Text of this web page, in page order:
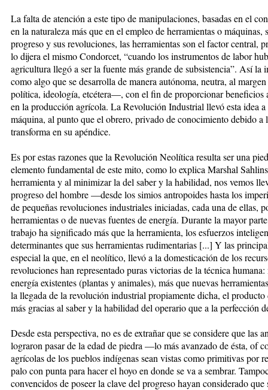
La falta de atención a este tipo de manipulaciones, basadas en el
en la naturaleza más que en el empleo de herramientas o máquinas,
progreso y sus revoluciones, las herramientas son el factor central,
lo dijera el mismo Condorcet, “cuando los instrumentos de labor
agricultura llegó a ser la fuente más grande de subsistencia”. Así
como algo que se desarrolla de manera autónoma, neutra, al
política, ideología, etcétera—, con el fin de proporcionar beneficios
en la producción agrícola. La Revolución Industrial llevó esta idea
máquina, al punto que el obrero, privado de conocimiento debido
transforma en su apéndice.
Es por estas razones que la Revolución Neolítica resulta ser una
elemento fundamental de este mito, como lo explica Marshal
herramienta y al minimizar la del saber y la habilidad, nos vemos
progreso del hombre —desde los simios antropoides hasta los
de pequeñas revoluciones industriales iniciadas, cada una de ellas,
herramientas o de nuevas fuentes de energía. Durante la mayor
trabajo ha significado más que la herramienta, los esfuerzos
determinantes que sus herramientas rudimentarias [...] Y las
especial la que, en el neolítico, llevó a la domesticación de los
revoluciones han representado puras victorias de la técnica
energía existentes (plantas y animales), más que nuevas
la llegada de la revolución industrial propiamente dicha, el
más gracias al saber y la habilidad del operario que a la perfección
Desde esta perspectiva, no es de extrañar que se considere que las
lograron pasar de la edad de piedra —lo más avanzado de ésta, of
agrícolas de los pueblos indígenas sean vistas como primitivas por
palo con punta para hacer el hoyo en donde se va a sembrar.
convencidos de poseer la clave del progreso hayan considerado